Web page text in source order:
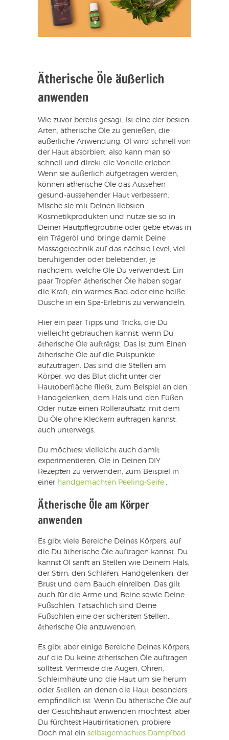
Ätherische Öle äußerlich
anwenden
Wie zuvor bereits gesagt, ist eine der besten
Arten, ätherische Öle zu genießen, die
äußerliche Anwendung. Öl wird schnell von
der Haut absorbiert, also kann man so
schnell und direkt die Vorteile erleben.
Wenn sie äußerlich aufgetragen werden,
können ätherische Öle das Aussehen
gesund-aussehender Haut verbessern.
Mische sie mit Deinen liebsten
Kosmetikprodukten und nutze sie so in
Deiner Hautpflegroutine oder gebe etwas in
ein Trägeröl und bringe damit Deine
Massagetechnik auf das nächste Level, viel
beruhigender oder belebender, je
nachdem, welche Öle Du verwendest. Ein
paar Tropfen ätherischer Öle haben sogar
die Kraft, ein warmes Bad oder eine heiße
Dusche in ein Spa-Erlebnis zu verwandeln.
Hier ein paar Tipps und Tricks, die Du
vielleicht gebrauchen kannst, wenn Du
ätherische Öle aufträgst. Das ist zum Einen
ätherische Öle auf die Pulspunkte
aufzutragen. Das sind die Stellen am
Körper, wo das Blut dicht unter der
Hautoberfläche fließt, zum Beispiel an den
Handgelenken, dem Hals und den Füßen.
Oder nutze einen Rolleraufsatz, mit dem
Du Öle ohne Kleckern auftragen kannst,
auch unterwegs.
Du möchtest vielleicht auch damit
experimentieren, Öle in Deinen DIY
Rezepten zu verwenden, zum Beispiel in
einer handgemachten Peeling-Seife..
Ätherische Öle am Körper
anwenden
Es gibt viele Bereiche Deines Körpers, auf
die Du ätherische Öle auftragen kannst. Du
kannst Öl sanft an Stellen wie Deinem Hals,
der Stirn, den Schläfen, Handgelenken, der
Brust und dem Bauch einreiben. Das gilt
auch für die Arme und Beine sowie Deine
Fußsohlen. Tatsächlich sind Deine
Fußsohlen eine der sichersten Stellen,
ätherische Öle anzuwenden.
Es gibt aber einige Bereiche Deines Körpers,
auf die Du keine ätherischen Öle auftragen
solltest. Vermeide die Augen, Ohren,
Schleimhäute und die Haut um sie herum
oder Stellen, an denen die Haut besonders
empfindlich ist. Wenn Du ätherische Öle auf
der Gesichtshaut anwenden möchtest, aber
Du fürchtest Hautirritationen, probiere
Doch mal ein selbstgemachtes Dampfbad